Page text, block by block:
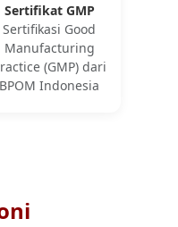
Sertifikat GMP
Sertifikasi Good
Manufacturing
(GMP) dari
BPOM Indonesia